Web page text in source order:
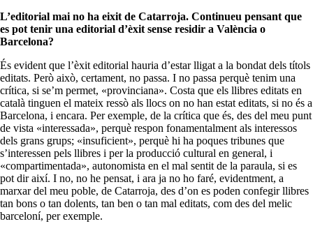
L’editorial mai no ha eixit de Catarroja. Continueu pensant que
es pot tenir una editorial d’èxit sense residir a València o
Barcelona?
És evident que l’èxit editorial hauria d’estar lligat a la bondat dels títols
editats. Però això, certament, no passa. I no passa perquè tenim una
crítica, si se’m permet, «provinciana». Costa que els llibres editats en
català tinguen el mateix ressò als llocs on no han estat editats, si no és a
Barcelona, i encara. Per exemple, de la crítica que és, des del meu punt
de vista «interessada», perquè respon fonamentalment als interessos
dels grans grups; «insuficient», perquè hi ha poques tribunes que
s’interessen pels llibres i per la producció cultural en general, i
«compartimentada», autonomista en el mal sentit de la paraula, si es
pot dir així. I no, no he pensat, i ara ja no ho faré, evidentment, a
marxar del meu poble, de Catarroja, des d’on es poden confegir llibres
tan bons o tan dolents, tan ben o tan mal editats, com des del melic
barceloní, per exemple.